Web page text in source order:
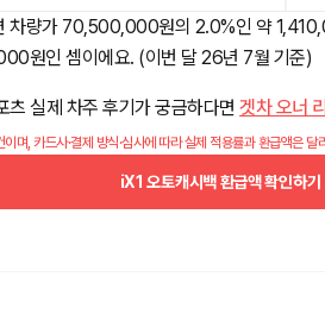
차량가 70,500,000원의 2.0%인 약
원인 셈이에요. (이번 달 26년 7월 기준)
실제 차주 후기가 궁금하다면 겟차 오너
며, 카드사·결제 방식·심사에 따라 실제 적용률과 환급액은 달
iX1 오토캐시백 환급액 확인하기